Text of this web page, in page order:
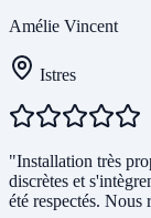
Amélie Vincent
Istres
"Installation très
discrètes et
été respectés. Nous